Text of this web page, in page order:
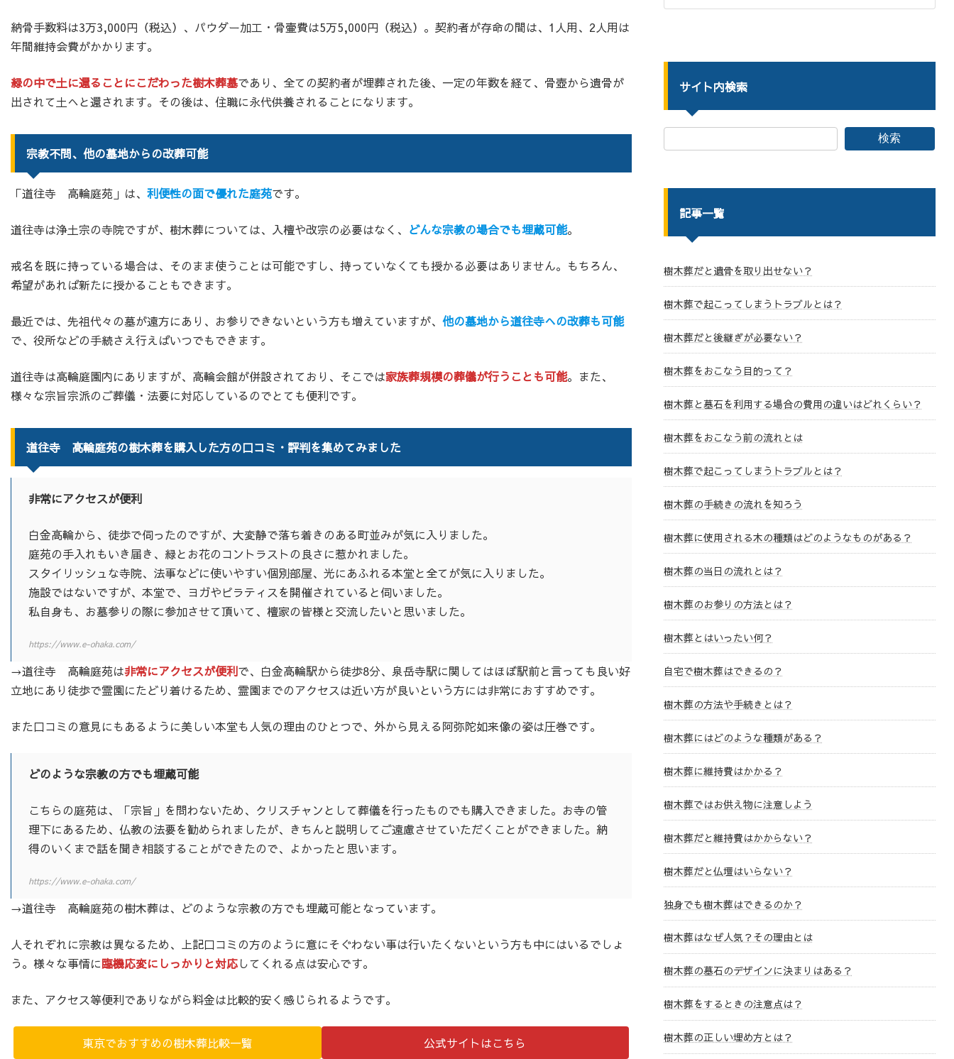
納骨手数料は3万3,000円（税込）、パウダー加工・骨壷費は5万5,000円（税込）。契約者が存命の間は、1人用、2人用は
年間維持会費がかかります。
緑の中で土に還ることにこだわった樹木葬墓であり、全ての契約者が埋葬された後、一定の年数を経て、骨壺から遺骨が
出されて土へと還されます。その後は、住職に永代供養されることになります。
宗教不問、他の墓地からの改葬可能
「道往寺 高輪庭苑」は、 利便性の面で優れた庭苑です。
道往寺は浄土宗の寺院ですが、樹木葬については、入檀や改宗の必要はなく、 どんな宗教の場合でも埋蔵可能。
戒名を既に持っている場合は、そのまま使うことは可能ですし、持っていなくても授かる必要はありません。もちろん、
希望があれば新たに授かることもできます。
最近では、先祖代々の墓が遠方にあり、お参りできないという方も増えていますが、 他の墓地から道往寺への改葬も可能
で、役所などの手続さえ行えばいつでもできます。
道往寺は高輪庭園内にありますが、高輪会館が併設されており、そこでは家族葬規模の葬儀が行うことも可能。また、
様々な宗旨宗派のご葬儀・法要に対応しているのでとても便利です。
道往寺 高輪庭苑の樹木葬を購入した方の口コミ・評判を集めてみました
非常にアクセスが便利
白金高輪から、徒歩で伺ったのですが、大変静で落ち着きのある町並みが気に入りました。
庭苑の手入れもいき届き、緑とお花のコントラストの良さに惹かれました。
スタイリッシュな寺院、法事などに使いやすい個別部屋、光にあふれる本堂と全てが気に入りました。
施設ではないですが、本堂で、ヨガやピラティスを開催されていると伺いました。
私自身も、お墓参りの際に参加させて頂いて、檀家の皆様と交流したいと思いました。
https://www.e-ohaka.com/
→道往寺 高輪庭苑は非常にアクセスが便利で、白金高輪駅から徒歩8分、泉岳寺駅に関してはほぼ駅前と言っても良い好
立地にあり徒歩で霊園にたどり着けるため、霊園までのアクセスは近い方が良いという方には非常におすすめです。
また口コミの意見にもあるように美しい本堂も人気の理由のひとつで、外から見える阿弥陀如来像の姿は圧巻です。
どのような宗教の方でも埋蔵可能
こちらの庭苑は、「宗旨」を問わないため、クリスチャンとして葬儀を行ったものでも購入できました。お寺の管
理下にあるため、仏教の法要を勧められましたが、きちんと説明してご遠慮させていただくことができました。納
得のいくまで話を聞き相談することができたので、よかったと思います。
https://www.e-ohaka.com/
→道往寺 高輪庭苑の樹木葬は、どのような宗教の方でも埋蔵可能となっています。
人それぞれに宗教は異なるため、上記口コミの方のように意にそぐわない事は行いたくないという方も中にはいるでしょ
う。様々な事情に臨機応変にしっかりと対応してくれる点は安心です。
また、アクセス等便利でありながら料金は比較的安く感じられるようです。
東京でおすすめの樹木葬比較一覧 公式サイトはこちら
サイト内検索
検索
記事一覧
樹木葬だと遺骨を取り出せない？
樹木葬で起こってしまうトラブルとは？
樹木葬だと後継ぎが必要ない？
樹木葬をおこなう目的って？
樹木葬と墓石を利用する場合の費用の違いはどれくらい？
樹木葬をおこなう前の流れとは
樹木葬で起こってしまうトラブルとは？
樹木葬の手続きの流れを知ろう
樹木葬に使用される木の種類はどのようなものがある？
樹木葬の当日の流れとは？
樹木葬のお参りの方法とは？
樹木葬とはいったい何？
自宅で樹木葬はできるの？
樹木葬の方法や手続きとは？
樹木葬にはどのような種類がある？
樹木葬に維持費はかかる？
樹木葬ではお供え物に注意しよう
樹木葬だと維持費はかからない？
樹木葬だと仏壇はいらない？
独身でも樹木葬はできるのか？
樹木葬はなぜ人気？その理由とは
樹木葬の墓石のデザインに決まりはある？
樹木葬をするときの注意点は？
樹木葬の正しい埋め方とは？